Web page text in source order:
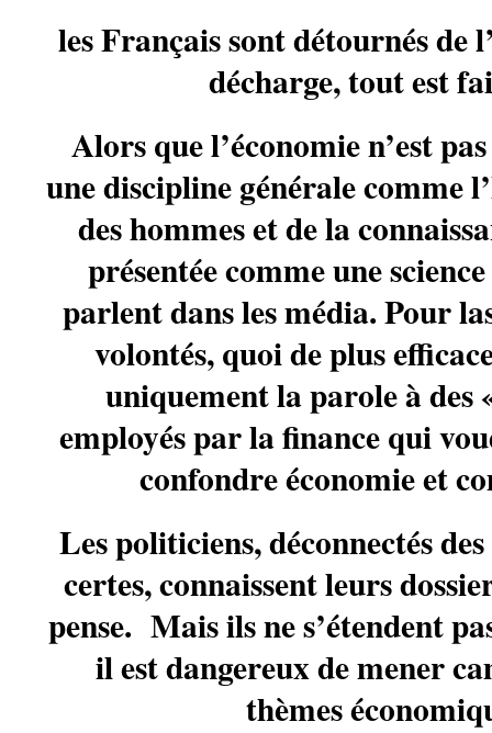
les Français sont détournés de
décharge, tout est
Alors que l’économie n’est
une discipline générale comme
des hommes et de la
présentée comme une
parlent dans les média. Pour
volontés, quoi de plus
uniquement la parole à des
employés par la finance qui
confondre économie et
Les politiciens, déconnectés
certes, connaissent leurs
pense. Mais ils ne s’étendent
il est dangereux de mener
thèmes